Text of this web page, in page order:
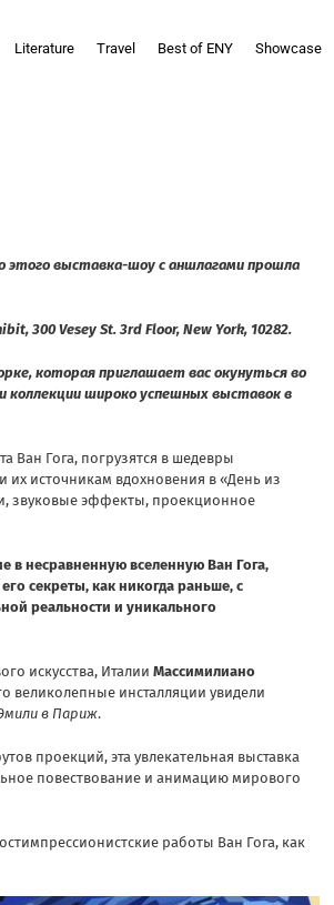
Literature Travel Best of ENY Showcase
этого выставка-шоу с аншлагами прошла
300 Vesey St. 3rd Floor, New York, 10282.
которая приглашает вас окунуться во
коллекции широко успешных выставок в
Ван Гога, погрузятся в шедевры
источникам вдохновения в «День из
звуковые эффекты, проекционное
в несравненную вселенную Ван Гога,
секреты, как никогда раньше, с
реальности и уникального
искусства, Италии Массимилиано
великолепные инсталляции увидели
в Париж.
проекций, эта увлекательная выставка
повествование и анимацию мирового
работы Ван Гога, как